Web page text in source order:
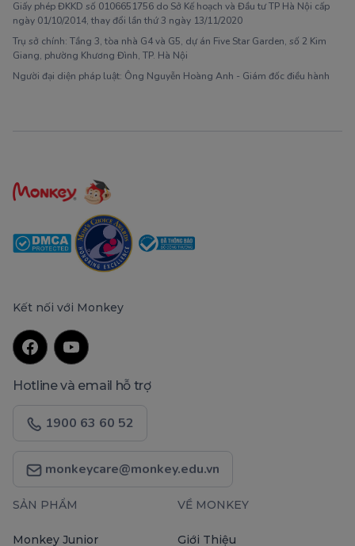
Giấy phép ĐKKD số 0106651756 do Sở Kế hoạch và Đầu tư TP Hà Nội cấp
ngày 01/10/2014, thay đổi lần thứ 3 ngày 13/11/2020
Trụ sở chính: Tầng 3, tòa nhà G4 và G5, dự án Five Star Garden, số 2 Kim
Giang, phường Khương Đình, TP. Hà Nội
Người đại diện pháp luật: Ông Nguyễn Hoàng Anh - Giám đốc điều hành
Kết nối với Monkey
Hotline và email hỗ trợ
1900 63 60 52
monkeycare@monkey.edu.vn
SẢN PHẨM
Monkey Junior
VỀ MONKEY
Giới Thiệu